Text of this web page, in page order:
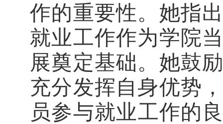
作的重要性。 她指
就业工作作为学院
展奠定基础。 她鼓
充分发挥自身优势
员参与就业工作的